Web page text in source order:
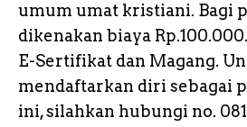
umum umat kristiani. Bagi
dikenakan biaya
E-Sertifikat dan Magang.
mendaftarkan diri sebagai
ini, silahkan hubungi no.